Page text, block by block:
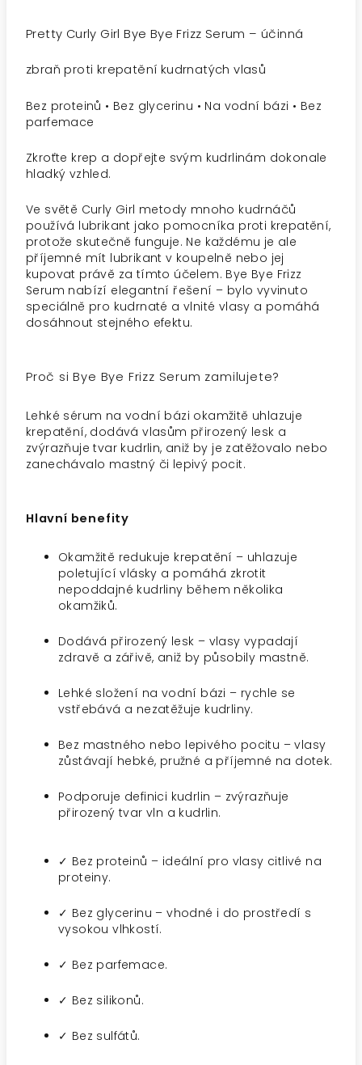
Pretty Curly Girl Bye Bye Frizz Serum – účinná
zbraň proti krepatění kudrnatých vlasů
Bez proteinů • Bez glycerinu • Na vodní bázi • Bez
parfemace
Zkroťte krep a dopřejte svým kudrlinám dokonale
hladký vzhled.
Ve světě Curly Girl metody mnoho kudrnáčů
používá lubrikant jako pomocníka proti krepatění,
protože skutečně funguje. Ne každému je ale
příjemné mít lubrikant v koupelně nebo jej
kupovat právě za tímto účelem. Bye Bye Frizz
Serum nabízí elegantní řešení – bylo vyvinuto
speciálně pro kudrnaté a vlnité vlasy a pomáhá
dosáhnout stejného efektu.
Proč si Bye Bye Frizz Serum zamilujete?
Lehké sérum na vodní bázi okamžitě uhlazuje
krepatění, dodává vlasům přirozený lesk a
zvýrazňuje tvar kudrlin, aniž by je zatěžovalo nebo
zanechávalo mastný či lepivý pocit.
Hlavní benefity
Okamžitě redukuje krepatění – uhlazuje
poletující vlásky a pomáhá zkrotit
nepoddajné kudrliny během několika
okamžiků.
Dodává přirozený lesk – vlasy vypadají
zdravě a zářivě, aniž by působily mastně.
Lehké složení na vodní bázi – rychle se
vstřebává a nezatěžuje kudrliny.
Bez mastného nebo lepivého pocitu – vlasy
zůstávají hebké, pružné a příjemné na dotek.
Podporuje definici kudrlin – zvýrazňuje
přirozený tvar vln a kudrlin.
✓ Bez proteinů – ideální pro vlasy citlivé na
proteiny.
✓ Bez glycerinu – vhodné i do prostředí s
vysokou vlhkostí.
✓ Bez parfemace.
✓ Bez silikonů.
✓ Bez sulfátů.